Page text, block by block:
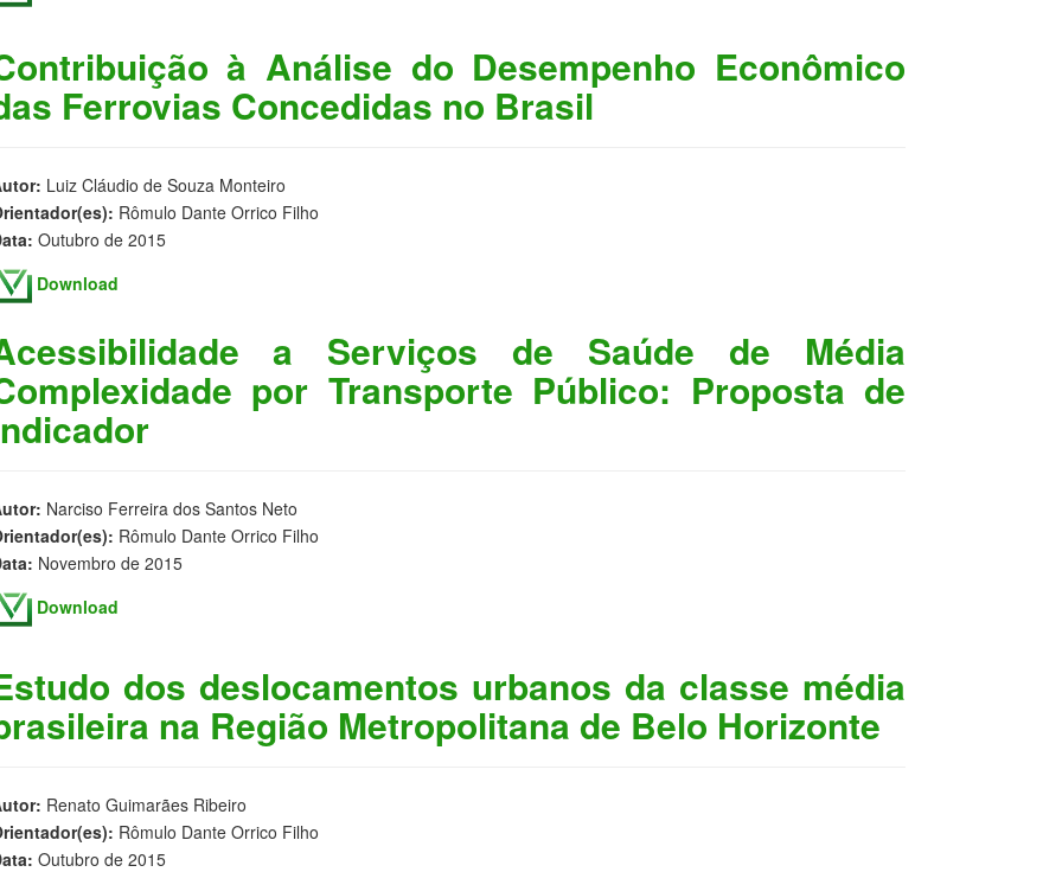
à Análise do Desempenho Econômico
Ferrovias Concedidas no Brasil
Luiz Cláudio de Souza Monteiro
Rômulo Dante Orrico Filho
Outubro de 2015
Download
a Serviços de Saúde de Média
por Transporte Público: Proposta de
Narciso Ferreira dos Santos Neto
Rômulo Dante Orrico Filho
Novembro de 2015
Download
dos deslocamentos urbanos da classe média
na Região Metropolitana de Belo Horizonte
Renato Guimarães Ribeiro
Rômulo Dante Orrico Filho
Outubro de 2015